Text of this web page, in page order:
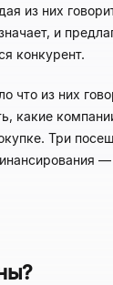
из них
и
конкурент.
что из них
какие
Три